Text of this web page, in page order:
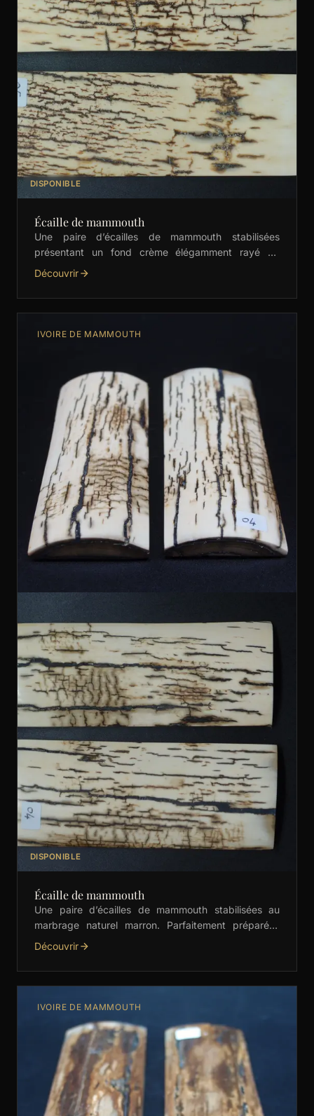
DISPONIBLE
Écaille de mammouth
Une paire d’écailles de mammouth stabilisées
présentant un fond crème élégamment rayé de
marron. Idéales pour la coutellerie fine et les
Découvrir
IVOIRE DE MAMMOUTH
DISPONIBLE
Écaille de mammouth
Une paire d’écailles de mammouth stabilisées au
marbrage naturel marron. Parfaitement préparées
pour la coutellerie, la bijouterie et les créations
Découvrir
IVOIRE DE MAMMOUTH